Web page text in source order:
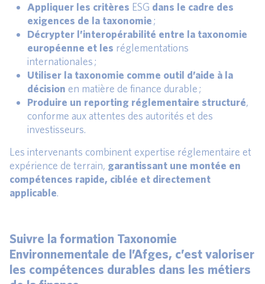
Appliquer les critères ESG dans le cadre des
exigences de la taxonomie;
Décrypter l’interopérabilité entre la taxonomie
européenne et les réglementations
internationales ;
Utiliser la taxonomie comme outil d’aide à la
décision en matière de finance durable ;
Produire un reporting réglementaire structuré,
conforme aux attentes des autorités et des
investisseurs.
Les intervenants combinent expertise réglementaire et
expérience de terrain, garantissant une montée en
compétences rapide, ciblée et directement
applicable.
Suivre la formation Taxonomie
Environnementale de l’Afges, c’est valoriser
les compétences durables dans les métiers